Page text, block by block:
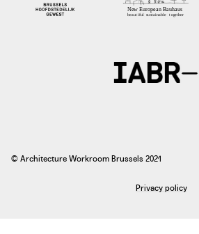
© Architecture Workroom Brussels 2021
Privacy policy